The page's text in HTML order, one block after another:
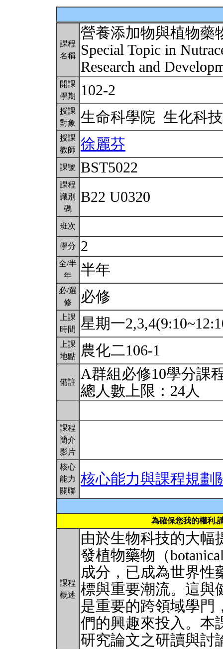
課程
名稱
營養添加物與植物藥
Special Topic in
Research and
開課
學期
102-2
授課
對象
生命科學院 生化科
授課
教師
徐麗芬
課號 BST5022
課程
識別
碼
B22 U0320
班次
學分 2
全/半
年
半年
必/選
修
必修
上課
時間
星期一
上課
地點
農化二106-1
備註
A群組必修10學分課
總人數上限：24人
課程
簡介
影片
核心
能力
關聯
核心能力與課程規劃
為確保您我的權利,
課程
概述
由於生物科技的大幅
發植物藥物（
成分，已成為世界性
標與重要潮流。這與
是重要的跨領域學門
們的興趣來投入。本
研究論文之研讀與討